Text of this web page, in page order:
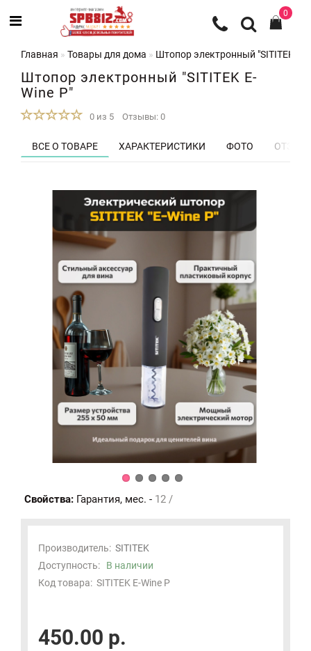
0
Главная Товары для дома Штопор электронный "SITITEK E-
Штопор электронный "SITITEK E-
Wine P"
0 из 5 Отзывы: 0
ВСЕ О ТОВАРЕ ХАРАКТЕРИСТИКИ ФОТО
Свойства: Гарантия, мес. - 12 /
Производитель: SITITEK
Доступность: В наличии
Код товара: SITITEK E-Wine P
450.00 р.